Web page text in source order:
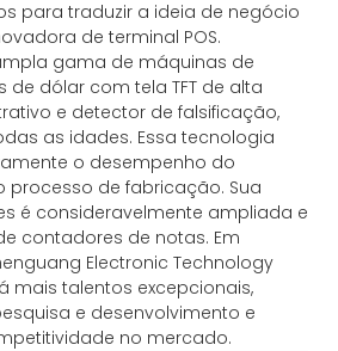
para traduzir a ideia de negócio
de terminal POS.
gama de máquinas de
dólar com tela TFT de alta
e detector de falsificação,
as idades. Essa tecnologia
o desempenho do
processo de fabricação. Sua
é consideravelmente ampliada e
contadores de notas. Em
Electronic Technology
mais talentos excepcionais,
e desenvolvimento e
no mercado.